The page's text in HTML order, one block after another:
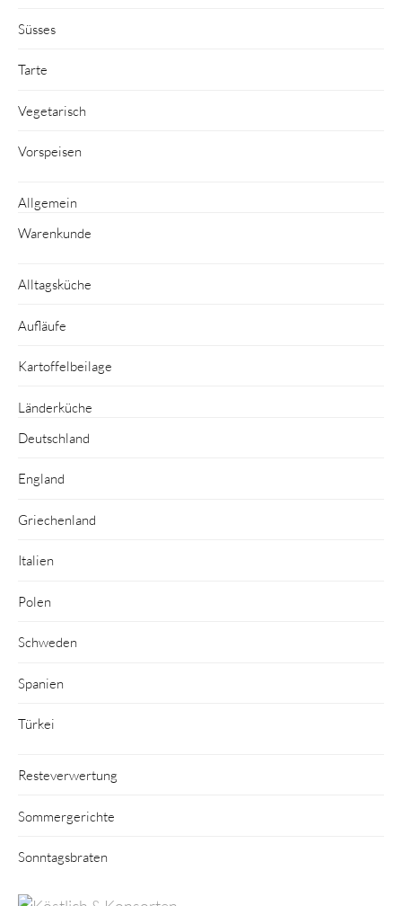
Süsses
Tarte
Vegetarisch
Vorspeisen
Allgemein
Warenkunde
Alltagsküche
Aufläufe
Kartoffelbeilage
Länderküche
Deutschland
England
Griechenland
Italien
Polen
Schweden
Spanien
Türkei
Resteverwertung
Sommergerichte
Sonntagsbraten